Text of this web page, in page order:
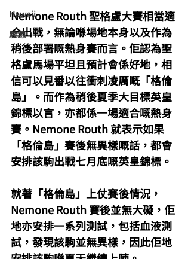
Hawaii
駿源
Nemone Routh 聖格盧大賽相當適
合出戰，無論喺場地本身以及作為
稍後部署嘅熱身賽而言。佢認為聖
格盧馬場平坦且預計會係好地，相
信可以見番以往衝刺凌厲嘅「格倫
島」。而作為稍後夏季大目標英皇
錦標以言，亦都係一場適合嘅熱身
賽。Nemone Routh 就表示如果
「格倫島」賽後無異樣嘅話，都會
安排該駒出戰七月底嘅英皇錦標。
就著「格倫島」上仗賽後情況，
Nemone Routh 賽後並無大礙，佢
地亦安排一系列測試，包括血液測
試，發現該駒並無異樣，因此佢地